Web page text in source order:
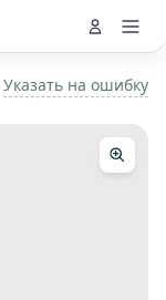
Указать на ошибку